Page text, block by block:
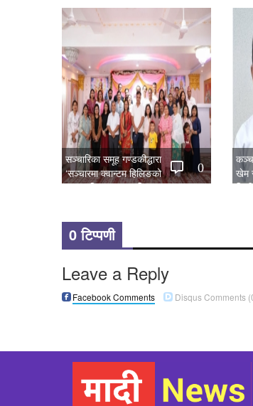
0
सञ्चारिका समूह गण्डकीद्धारा
‘सञ्चारमा क्वान्टम हिलिङको
महत्त्व’ विषयक अन्तरक्रिया सम्पन्न
खेम
0 टिप्पणी
Leave a Reply
Facebook Comments Disqus Comments